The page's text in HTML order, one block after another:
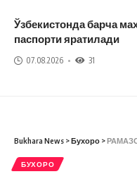
Ўзбекистонда барча
паспорти яратилади
07.08.2026 31
Bukhara News >Бухоро >
БУХОРО